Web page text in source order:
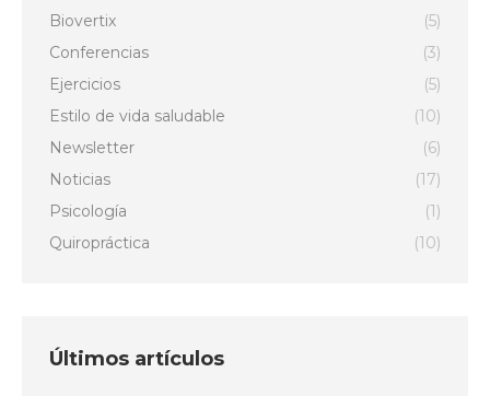
Biovertix
(5)
Conferencias
(3)
Ejercicios
(5)
Estilo de vida saludable
(10)
Newsletter
(6)
Noticias
(17)
Psicología
(1)
Quiropráctica
(10)
Últimos artículos